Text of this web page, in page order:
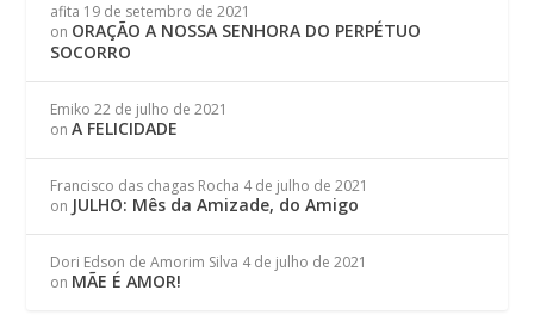
afita 19 de setembro de 2021
on ORAÇÃO A NOSSA SENHORA DO PERPÉTUO
SOCORRO
Emiko 22 de julho de 2021
onA FELICIDADE
Francisco das chagas Rocha 4 de julho de 2021
on JULHO: Mês da Amizade, do Amigo
Dori Edson de Amorim Silva 4 de julho de 2021
on MÃE É AMOR!